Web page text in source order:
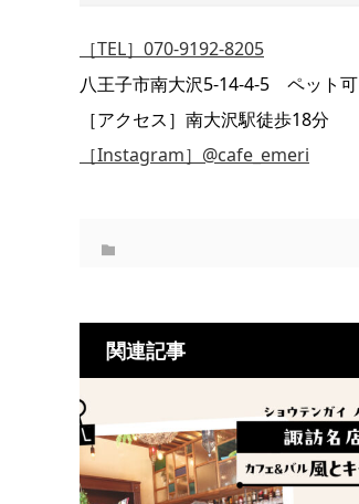
［TEL］070-9192-8205
八王子市南大沢5-14-4-5 ペット可
［アクセス］南大沢駅徒歩18分
［Instagram］@cafe_emeri
関連記事